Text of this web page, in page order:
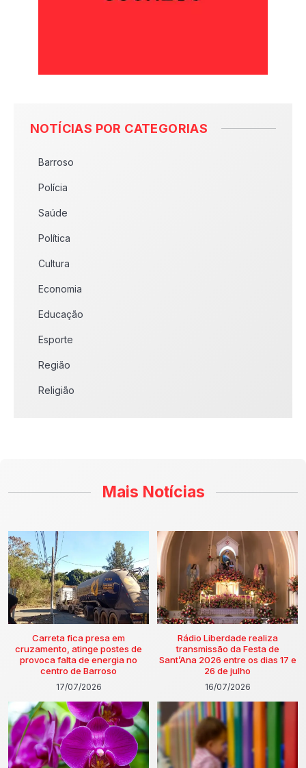
NOTÍCIAS POR CATEGORIAS
Barroso
Polícia
Saúde
Política
Cultura
Economia
Educação
Esporte
Região
Religião
Mais Notícias
Carreta fica presa em
cruzamento, atinge postes de
provoca falta de energia no
centro de Barroso
17/07/2026
Rádio Liberdade realiza
transmissão da Festa de
Sant’Ana 2026 entre os dias 17 e
26 de julho
16/07/2026